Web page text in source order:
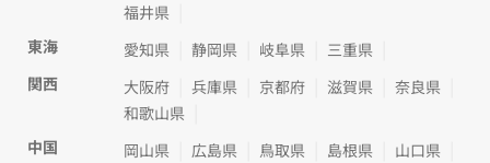
福井県
東海
愛知県 静岡県 岐阜県
三重県
関西
大阪府 兵庫県 京都府 滋賀県
奈良県
和歌山県
中国
岡山県 広島県 鳥取県 島根県
山口県